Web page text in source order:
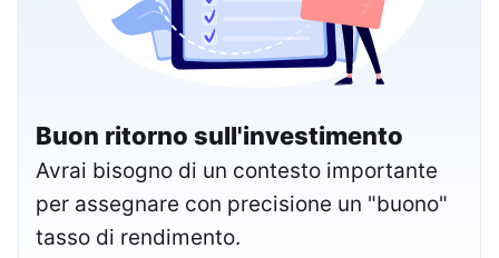
Buon ritorno sull'investimento
Avrai bisogno di un contesto importante
per assegnare con precisione un "buono"
tasso di rendimento.